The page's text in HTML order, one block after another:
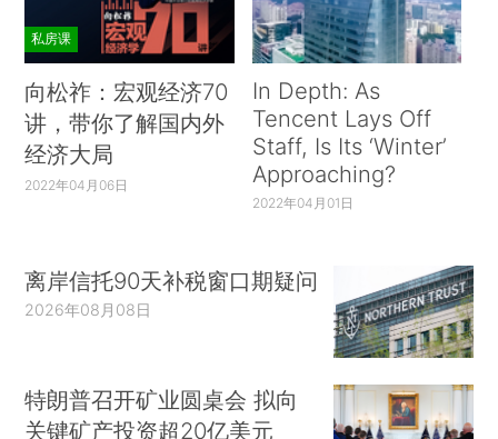
私房课
向松祚：宏观经济70
讲，带你了解国内外
经济大局
2022年04月06日
In Depth: As
Tencent Lays Off
Staff, Is Its ‘Winter’
Approaching?
2022年04月01日
离岸信托90天补税窗口期疑问
2026年08月08日
特朗普召开矿业圆桌会 拟向
关键矿产投资超20亿美元